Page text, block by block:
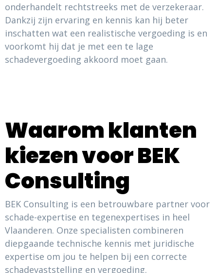
onderhandelt rechtstreeks met de verzekeraar.
Dankzij zijn ervaring en kennis kan hij beter
inschatten wat een realistische vergoeding is en
voorkomt hij dat je met een te lage
schadevergoeding akkoord moet gaan.
Waarom klanten
kiezen voor BEK
Consulting
BEK Consulting is een betrouwbare partner voor
schade-expertise en tegenexpertises in heel
Vlaanderen. Onze specialisten combineren
diepgaande technische kennis met juridische
expertise om jou te helpen bij een correcte
schadevaststelling en vergoeding.